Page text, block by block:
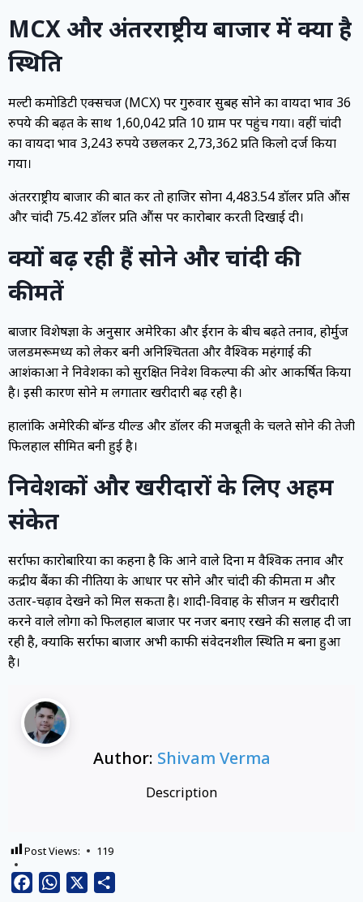
MCX और अंतरराष्ट्रीय बाजार में क्या है
स्थिति
मल्टी कमोडिटी एक्सचेंज (MCX) पर गुरुवार सुबह सोने का वायदा भाव 36
रुपये की बढ़त के साथ ₹1,60,042 प्रति 10 ग्राम पर पहुंच गया। वहीं चांदी
का वायदा भाव 3,243 रुपये उछलकर ₹2,73,362 प्रति किलो दर्ज किया
गया।
अंतरराष्ट्रीय बाजार की बात करें तो हाजिर सोना 4,483.54 डॉलर प्रति औंस
और चांदी 75.42 डॉलर प्रति औंस पर कारोबार करती दिखाई दी।
क्यों बढ़ रही हैं सोने और चांदी की
कीमतें
बाजार विशेषज्ञों के अनुसार अमेरिका और ईरान के बीच बढ़ते तनाव, होर्मुज
जलडमरूमध्य को लेकर बनी अनिश्चितता और वैश्विक महंगाई की
आशंकाओं ने निवेशकों को सुरक्षित निवेश विकल्पों की ओर आकर्षित किया
है। इसी कारण सोने में लगातार खरीदारी बढ़ रही है।
हालांकि अमेरिकी बॉन्ड यील्ड और डॉलर की मजबूती के चलते सोने की तेजी
फिलहाल सीमित बनी हुई है।
निवेशकों और खरीदारों के लिए अहम
संकेत
सर्राफा कारोबारियों का कहना है कि आने वाले दिनों में वैश्विक तनाव और
केंद्रीय बैंकों की नीतियों के आधार पर सोने और चांदी की कीमतों में और
उतार-चढ़ाव देखने को मिल सकता है। शादी-विवाह के सीजन में खरीदारी
करने वाले लोगों को फिलहाल बाजार पर नजर बनाए रखने की सलाह दी जा
रही है, क्योंकि सर्राफा बाजार अभी काफी संवेदनशील स्थिति में बना हुआ
है।
Author: Shivam Verma
Description
Post Views: 119
FacebookWhatsApp